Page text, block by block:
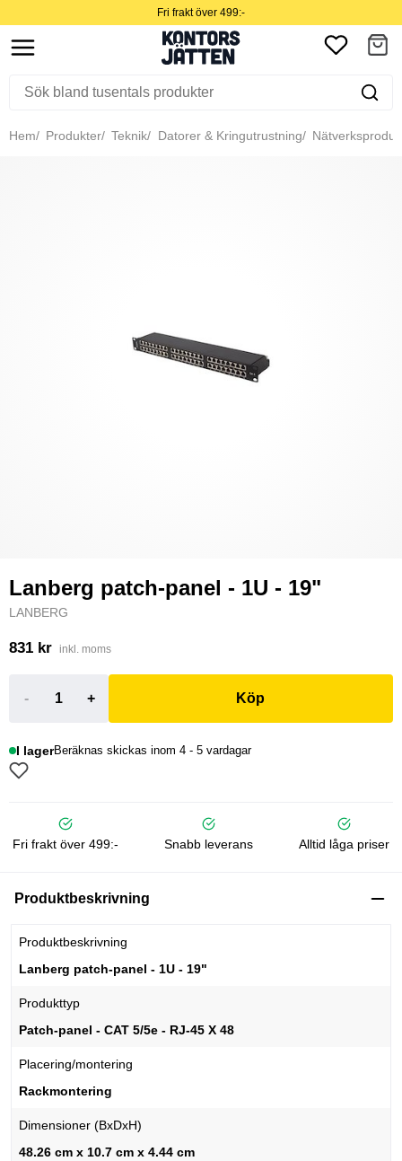
Fri frakt över 499:-
Hem Produkter Teknik Datorer & Kringutrustning
Lanberg patch-panel - 1U - 19"
LANBERG
831 kr inkl. moms
- + Köp
I lagerBeräknas skickas inom 4 - 5 vardagar
Fri frakt över 499:- Snabb leverans Alltid låga priser
Produktbeskrivning
Produktbeskrivning
Lanberg patch-panel - 1U - 19"
Produkttyp
Patch-panel - CAT 5/5e - RJ-45 X 48
Placering/montering
Rackmontering
Dimensioner (BxDxH)
48.26 cm x 10.7 cm x 4.44 cm